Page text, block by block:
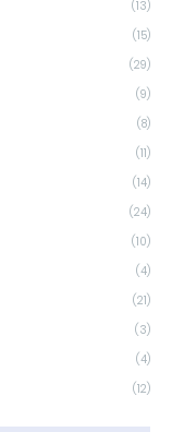
(13)
(15)
(29)
(9)
(8)
(11)
(14)
(24)
(10)
(4)
(21)
(3)
(4)
(12)